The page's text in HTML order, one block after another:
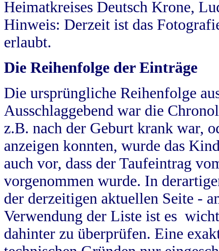
Heimatkreises Deutsch Krone,
Hinweis: Derzeit ist das
erlaubt.
Die Reihenfolge der Einträge
Die ursprüngliche Reihenfolge
Ausschlaggebend war die
z.B. nach der Geburt krank war,
anzeigen konnten, wurde das
auch vor, dass der Taufeintrag
vorgenommen wurde. In
der derzeitigen aktuellen Seite -
Verwendung der Liste ist es
dahinter zu überprüfen. Eine